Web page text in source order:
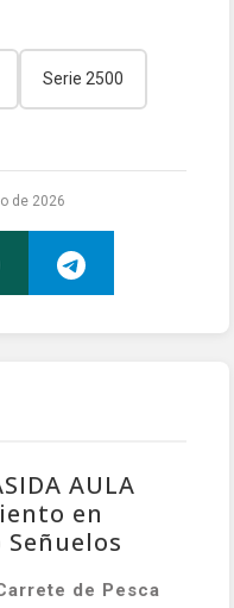
Serie 2500
de 2026
AULA
en
de Pesca